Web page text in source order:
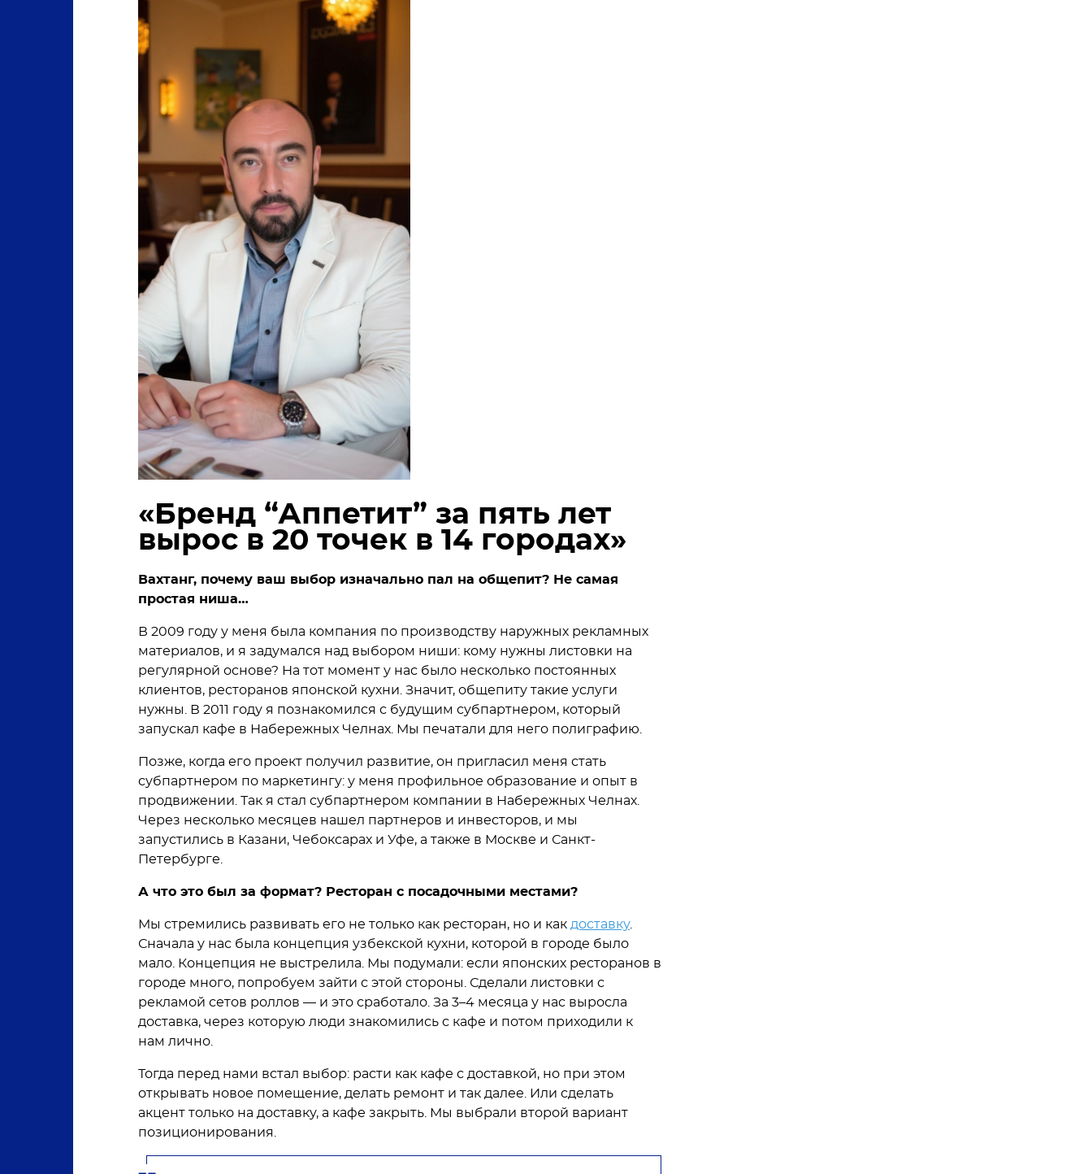
«Бренд “Аппетит” за пять лет
вырос в 20 точек в 14 городах»
Вахтанг, почему ваш выбор изначально пал на общепит? Не самая
простая ниша…
В 2009 году у меня была компания по производству наружных рекламных
материалов, и я задумался над выбором ниши: кому нужны листовки на
регулярной основе? На тот момент у нас было несколько постоянных
клиентов, ресторанов японской кухни. Значит, общепиту такие услуги
нужны. В 2011 году я познакомился с будущим субпартнером, который
запускал кафе в Набережных Челнах. Мы печатали для него полиграфию.
Позже, когда его проект получил развитие, он пригласил меня стать
субпартнером по маркетингу: у меня профильное образование и опыт в
продвижении. Так я стал субпартнером компании в Набережных Челнах.
Через несколько месяцев нашел партнеров и инвесторов, и мы
запустились в Казани, Чебоксарах и Уфе, а также в Москве и Санкт-
Петербурге.
А что это был за формат? Ресторан с посадочными местами?
Мы стремились развивать его не только как ресторан, но и как доставку.
Сначала у нас была концепция узбекской кухни, которой в городе было
мало. Концепция не выстрелила. Мы подумали: если японских ресторанов в
городе много, попробуем зайти с этой стороны. Сделали листовки с
рекламой сетов роллов — и это сработало. За 3–4 месяца у нас выросла
доставка, через которую люди знакомились с кафе и потом приходили к
нам лично.
Тогда перед нами встал выбор: расти как кафе с доставкой, но при этом
открывать новое помещение, делать ремонт и так далее. Или сделать
акцент только на доставку, а кафе закрыть. Мы выбрали второй вариант
позиционирования.